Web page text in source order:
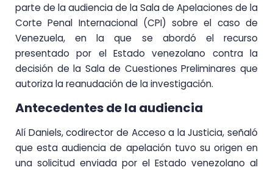
parte de la audiencia de la Sala de Apelaciones de la
Corte Penal Internacional (CPI) sobre el caso de
Venezuela, en la que se abordó el recurso
presentado por el Estado venezolano contra la
decisión de la Sala de Cuestiones Preliminares que
autoriza la reanudación de la investigación.
Antecedentes de la audiencia
Alí Daniels, codirector de Acceso a la Justicia, señaló
que esta audiencia de apelación tuvo su origen en
una solicitud enviada por el Estado venezolano al